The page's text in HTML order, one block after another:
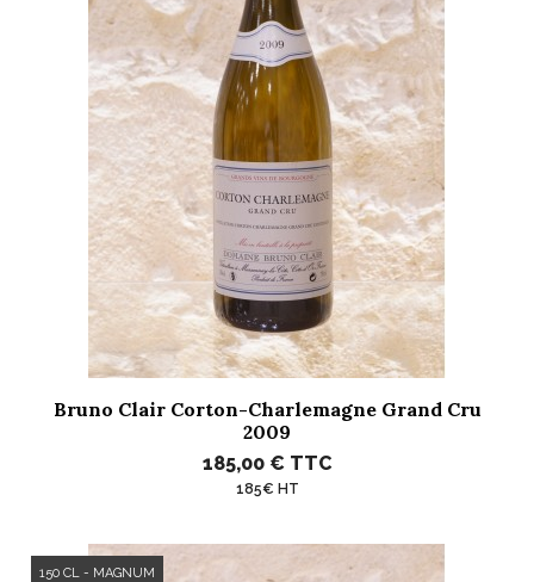
Bruno Clair Corton-Charlemagne Grand Cru
2009
185,00 € TTC
185€ HT
150 CL - MAGNUM